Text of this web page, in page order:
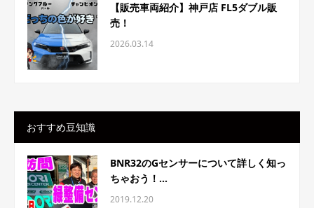
【販売車両紹介】神戸店 FL5ダブル販
売！
2026.03.14
おすすめ豆知識
BNR32のGセンサーについて詳しく知っ
ちゃおう！...
2019.12.20